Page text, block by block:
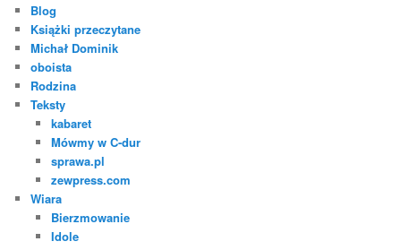
Blog
Książki przeczytane
Michał Dominik
oboista
Rodzina
Teksty
kabaret
Mówmy w C-dur
sprawa.pl
zewpress.com
Wiara
Bierzmowanie
Idole